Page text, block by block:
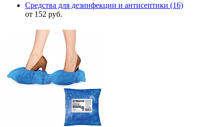
Средства для дезинфекции и антисептики (16)
от 152 руб.